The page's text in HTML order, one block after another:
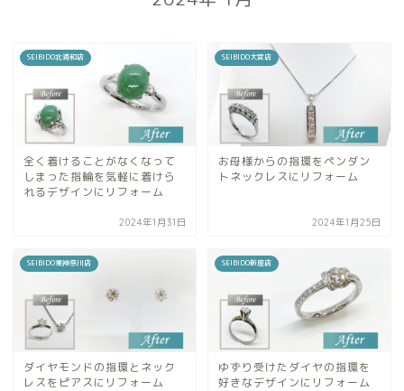
SEIBIDO北浦和店
全く着けることがなくなって
しまった指輪を気軽に着けら
れるデザインにリフォーム
2024年1月31日
SEIBIDO大宮店
お母様からの指環をペンダン
トネックレスにリフォーム
2024年1月25日
SEIBIDO東神奈川店
ダイヤモンドの指環とネック
レスをピアスにリフォーム
SEIBIDO新座店
ゆずり受けたダイヤの指環を
好きなデザインにリフォーム